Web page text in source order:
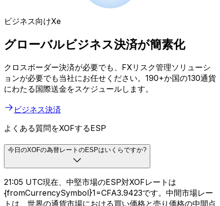
ビジネス向けXe
グローバルビジネス決済が簡素化
クロスボーダー決済が必要でも、FXリスク管理ソリューシ
ョンが必要でも当社にお任せください。190+か国の130通貨
にわたる国際送金をスケジュールします。
ビジネス決済
よくある質問をXOFするESP
今日のXOFの為替レートのESPはいくらですか?
21:05 UTC現在、中堅市場のESP対XOFレートは
{fromCurrencySymbol}1=CFA3.9423です。中間市場レー
トは、世界の通貨市場における買い価格と売り価格の中間点